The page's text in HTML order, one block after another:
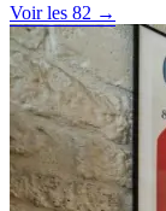
Voir les 82 →